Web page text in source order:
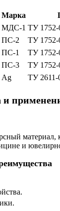
Марка
МДС-1 ТУ 1752-
ПС-2 ТУ 1752-
ПС-1 ТУ 1752-
ПС-3 ТУ 1752-
Ag ТУ 2611-
и
материал,
и